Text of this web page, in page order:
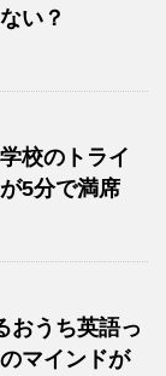
い？
校のトライ
5分で満席
おうち英語っ
マインドが